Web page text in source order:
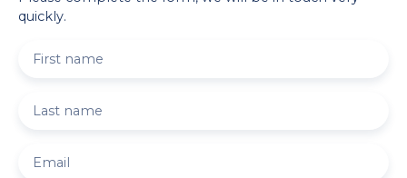
quickly.
First name
Last name
Email